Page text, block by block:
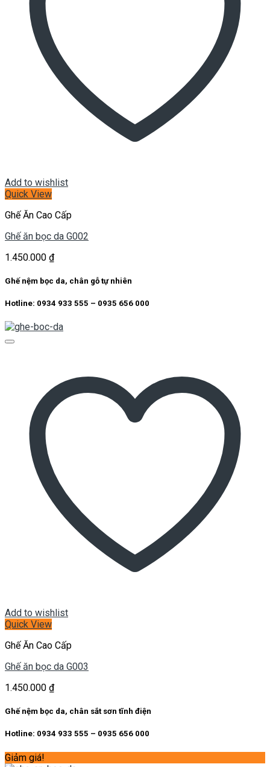
Add to wishlist
Quick View
Ghế Ăn Cao Cấp
Ghế ăn bọc da G002
1.450.000 ₫
Ghế nệm bọc da, chân gỗ tự nhiên
Hotline: 0934 933 555 – 0935 656 000
Add to wishlist
Quick View
Ghế Ăn Cao Cấp
Ghế ăn bọc da G003
1.450.000 ₫
Ghế nệm bọc da, chân sắt sơn tĩnh điện
Hotline: 0934 933 555 – 0935 656 000
Giảm giá!